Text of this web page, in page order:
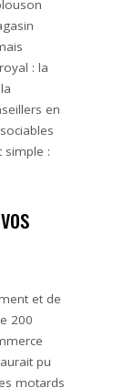
: la
en
simple :
et de
200
pu
motards